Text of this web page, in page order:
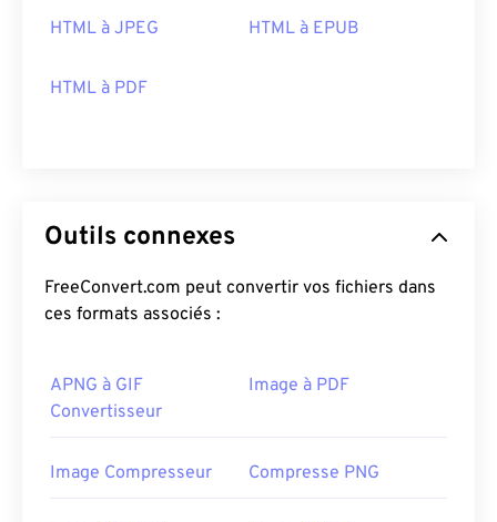
HTML à JPEG HTML à EPUB
HTML à PDF
Outils connexes
FreeConvert.com peut convertir vos fichiers dans
ces formats associés :
APNG à GIF
Convertisseur
Image à PDF
Image Compresseur Compresse PNG